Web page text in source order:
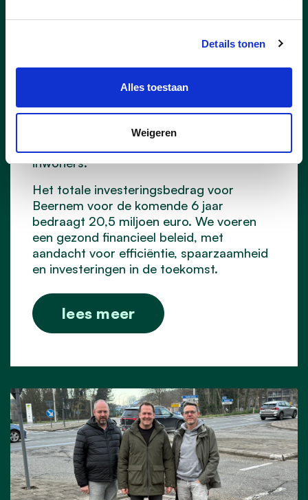
Details tonen
Alles toestaan
Weigeren
Beernem is klaar! Bekijk
Steeds meer bevoegdheden worden op
hiervoor bijkomende middelen te voorzien.
Toch slagen we er in om een uitstekende
inwoners.
Het totale investeringsbedrag voor
Beernem voor de komende 6 jaar
bedraagt 20,5 miljoen euro. We voeren
een gezond financieel beleid, met
aandacht voor efficiëntie, spaarzaamheid
en investeringen in de toekomst.
lees meer